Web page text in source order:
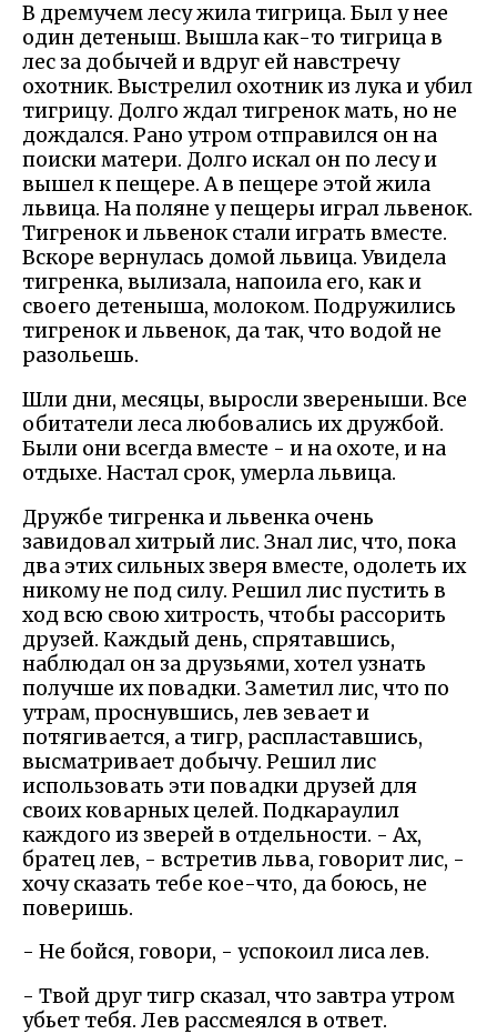
В дремучем лесу жила тигрица. Был у нее
один детеныш. Вышла как-то тигрица в
лес за добычей и вдруг ей навстречу
охотник. Выстрелил охотник из лука и убил
тигрицу. Долго ждал тигренок мать, но не
дождался. Рано утром отправился он на
поиски матери. Долго искал он по лесу и
вышел к пещере. А в пещере этой жила
львица. На поляне у пещеры играл львенок.
Тигренок и львенок стали играть вместе.
Вскоре вернулась домой львица. Увидела
тигренка, вылизала, напоила его, как и
своего детеныша, молоком. Подружились
тигренок и львенок, да так, что водой не
разольешь.
Шли дни, месяцы, выросли звереныши. Все
обитатели леса любовались их дружбой.
Были они всегда вместе - и на охоте, и на
отдыхе. Настал срок, умерла львица.
Дружбе тигренка и львенка очень
завидовал хитрый лис. Знал лис, что, пока
два этих сильных зверя вместе, одолеть их
никому не под силу. Решил лис пустить в
ход всю свою хитрость, чтобы рассорить
друзей. Каждый день, спрятавшись,
наблюдал он за друзьями, хотел узнать
получше их повадки. Заметил лис, что по
утрам, проснувшись, лев зевает и
потягивается, а тигр, распластавшись,
высматривает добычу. Решил лис
использовать эти повадки друзей для
своих коварных целей. Подкараулил
каждого из зверей в отдельности. - Ах,
братец лев, - встретив льва, говорит лис, -
хочу сказать тебе кое-что, да боюсь, не
поверишь.
- Не бойся, говори, - успокоил лиса лев.
- Твой друг тигр сказал, что завтра утром
убьет тебя. Лев рассмеялся в ответ.